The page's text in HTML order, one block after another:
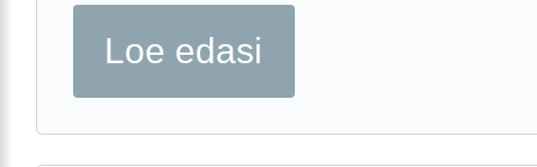
Loe edasi